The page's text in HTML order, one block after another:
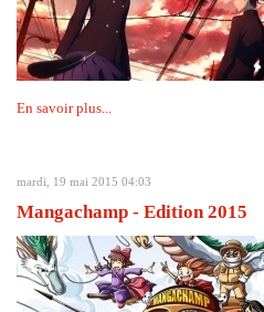
En savoir plus...
mardi, 19 mai 2015 04:03
Mangachamp - Edition 2015